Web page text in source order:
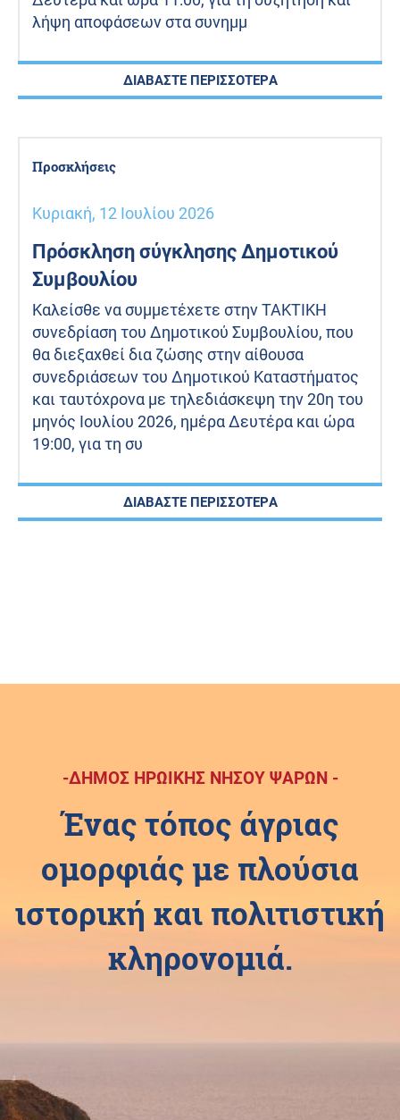
λήψη αποφάσεων στα συνημμ
ΔΙΑΒΑΣΤΕ ΠΕΡΙΣΣΟΤΕΡΑ
Προσκλήσεις
Κυριακή, 12 Ιουλίου 2026
Πρόσκληση σύγκλησης Δημοτικού
Συμβουλίου
Καλείσθε να συμμετέχετε στην TAKTIKH
συνεδρίαση του Δημοτικού Συμβουλίου, που
θα διεξαχθεί δια ζώσης στην αίθουσα
συνεδριάσεων του Δημοτικού Καταστήματος
και ταυτόχρονα με τηλεδιάσκεψη την 20η του
μηνός Ιουλίου 2026, ημέρα Δευτέρα και ώρα
19:00, για τη συ
ΔΙΑΒΑΣΤΕ ΠΕΡΙΣΣΟΤΕΡΑ
-ΔΗΜΟΣ ΗΡΩΙΚΗΣ ΝΗΣΟΥ ΨΑΡΩΝ -
Ένας τόπος άγριας
ομορφιάς με πλούσια
ιστορική και πολιτιστική
κληρονομιά.